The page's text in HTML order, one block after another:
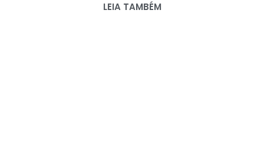
LEIA TAMBÉM